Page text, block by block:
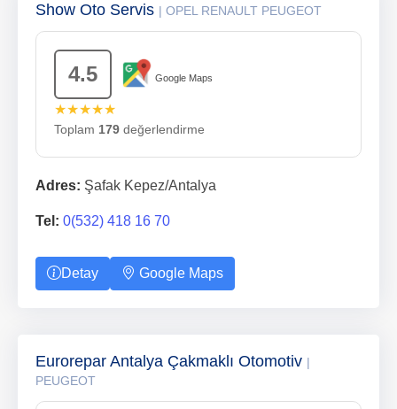
Show Oto Servis | OPEL RENAULT PEUGEOT
4.5 Google Maps
★★★★★
Toplam 179 değerlendirme
Adres: Şafak Kepez/Antalya
Tel: 0(532) 418 16 70
Detay Google Maps
Eurorepar Antalya Çakmaklı Otomotiv |
PEUGEOT